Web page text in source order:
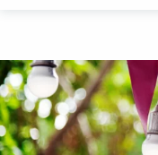
contenu
principal